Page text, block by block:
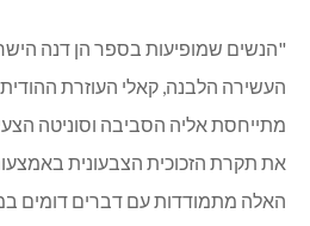
"הנשים שמופיעות בספר הן דנה
העשירה הלבנה, קאלי העוזרת
מתייחסת אליה הסביבה וסוניטה
את תקרת הזכוכית הצבעונית
האלה מתמודדות עם דברים דומים